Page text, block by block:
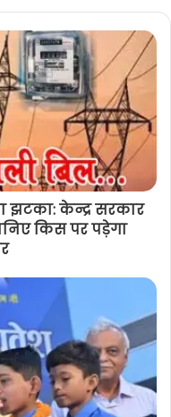
झटका: केन्द्र सरकार
किस पर पड़ेगा